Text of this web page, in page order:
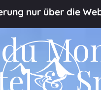
nur über die
&